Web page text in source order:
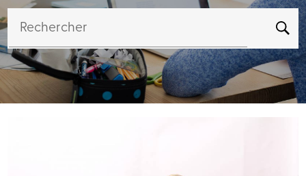
Rechercher